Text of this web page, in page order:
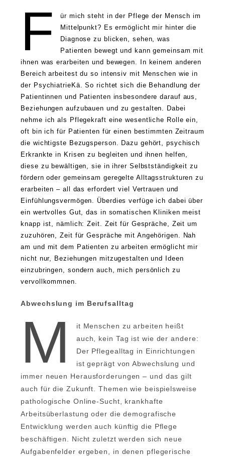
F
ür mich steht in der Pflege der Mensch im
Mittelpunkt? Es ermöglicht mir hinter die
Diagnose zu blicken, sehen, was
Patienten bewegt und kann gemeinsam mit
ihnen was erarbeiten und bewegen. In keinem anderen
Bereich arbeitest du so intensiv mit Menschen wie in
der PsychiatrieKä. So richtet sich die Behandlung der
Patientinnen und Patienten insbesondere darauf aus,
Beziehungen aufzubauen und zu gestalten. Dabei
nehme ich als Pflegekraft eine wesentliche Rolle ein,
oft bin ich für Patienten für einen bestimmten Zeitraum
die wichtigste Bezugsperson. Dazu gehört, psychisch
Erkrankte in Krisen zu begleiten und ihnen helfen,
diese zu bewältigen, sie in ihrer Selbstständigkeit zu
fördern oder gemeinsam geregelte Alltagsstrukturen zu
erarbeiten – all das erfordert viel Vertrauen und
Einfühlungsvermögen. Überdies verfüge ich dabei über
ein wertvolles Gut, das in somatischen Kliniken meist
knapp ist, nämlich: Zeit. Zeit für Gespräche, Zeit um
zuzuhören, Zeit für Gespräche mit Angehörigen. Nah
am und mit dem Patienten zu arbeiten ermöglicht mir
nicht nur, Beziehungen mitzugestalten und Ideen
einzubringen, sondern auch, mich persönlich zu
vervollkommnen.
Abwechslung im Berufsalltag
M
it Menschen zu arbeiten heißt
auch, kein Tag ist wie der andere:
Der Pflegealltag in Einrichtungen
ist geprägt von Abwechslung und
immer neuen Herausforderungen – und das gilt
auch für die Zukunft. Themen wie beispielsweise
pathologische Online-Sucht, krankhafte
Arbeitsüberlastung oder die demografische
Entwicklung werden auch künftig die Pflege
beschäftigen. Nicht zuletzt werden sich neue
Aufgabenfelder ergeben, in denen pflegerische